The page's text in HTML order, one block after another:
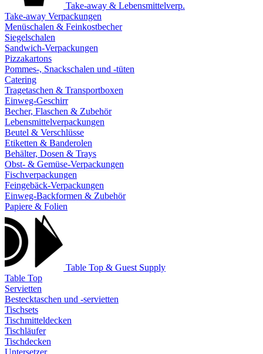
Take-away & Lebensmittelverp.
Take-away Verpackungen
Menüschalen & Feinkostbecher
Siegelschalen
Sandwich-Verpackungen
Pizzakartons
Pommes-, Snackschalen und -tüten
Catering
Tragetaschen & Transportboxen
Einweg-Geschirr
Becher, Flaschen & Zubehör
Lebensmittelverpackungen
Beutel & Verschlüsse
Etiketten & Banderolen
Behälter, Dosen & Trays
Obst- & Gemüse-Verpackungen
Fischverpackungen
Feingebäck-Verpackungen
Einweg-Backformen & Zubehör
Papiere & Folien
Table Top & Guest Supply
Table Top
Servietten
Bestecktaschen und -servietten
Tischsets
Tischmitteldecken
Tischläufer
Tischdecken